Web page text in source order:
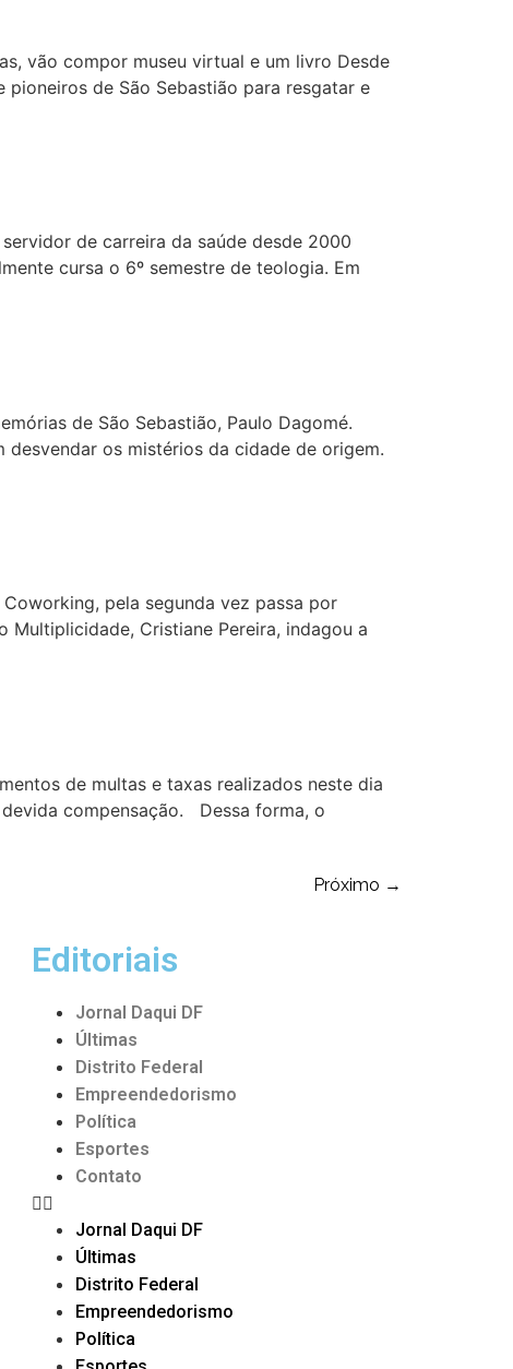
vão compor museu virtual e um livro Desde
de São Sebastião para resgatar e
de carreira da saúde desde 2000
cursa o 6º semestre de teologia. Em
de São Sebastião, Paulo Dagomé.
os mistérios da cidade de origem.
pela segunda vez passa por
Multiplicidade, Cristiane Pereira, indagou a
de multas e taxas realizados neste dia
compensação. Dessa forma, o
Próximo →
Editoriais
Jornal Daqui DF
Últimas
Distrito Federal
Empreendedorismo
Política
Esportes
Contato
Jornal Daqui DF
Últimas
Distrito Federal
Empreendedorismo
Política